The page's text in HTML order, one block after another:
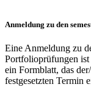
Anmeldung zu den
Eine Anmeldung zu
Portfolioprüfungen
ein Formblatt, das
festgesetzten Termin